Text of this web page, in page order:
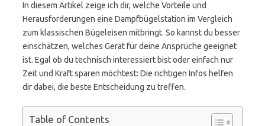
In diesem Artikel zeige ich dir, welche Vorteile und
Herausforderungen eine Dampfbügelstation im Vergleich
zum klassischen Bügeleisen mitbringt. So kannst du besser
einschätzen, welches Gerät für deine Ansprüche geeignet
ist. Egal ob du technisch interessiert bist oder einfach nur
Zeit und Kraft sparen möchtest: Die richtigen Infos helfen
dir dabei, die beste Entscheidung zu treffen.
Table of Contents